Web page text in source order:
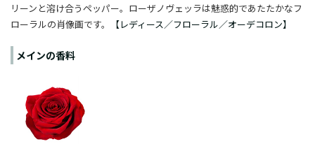
リーンと溶け合うペッパー。ローザノヴェッラは魅惑的であたたかなフ
ローラルの肖像画です。
【レディース／フローラル／オーデコロン】
メインの香料